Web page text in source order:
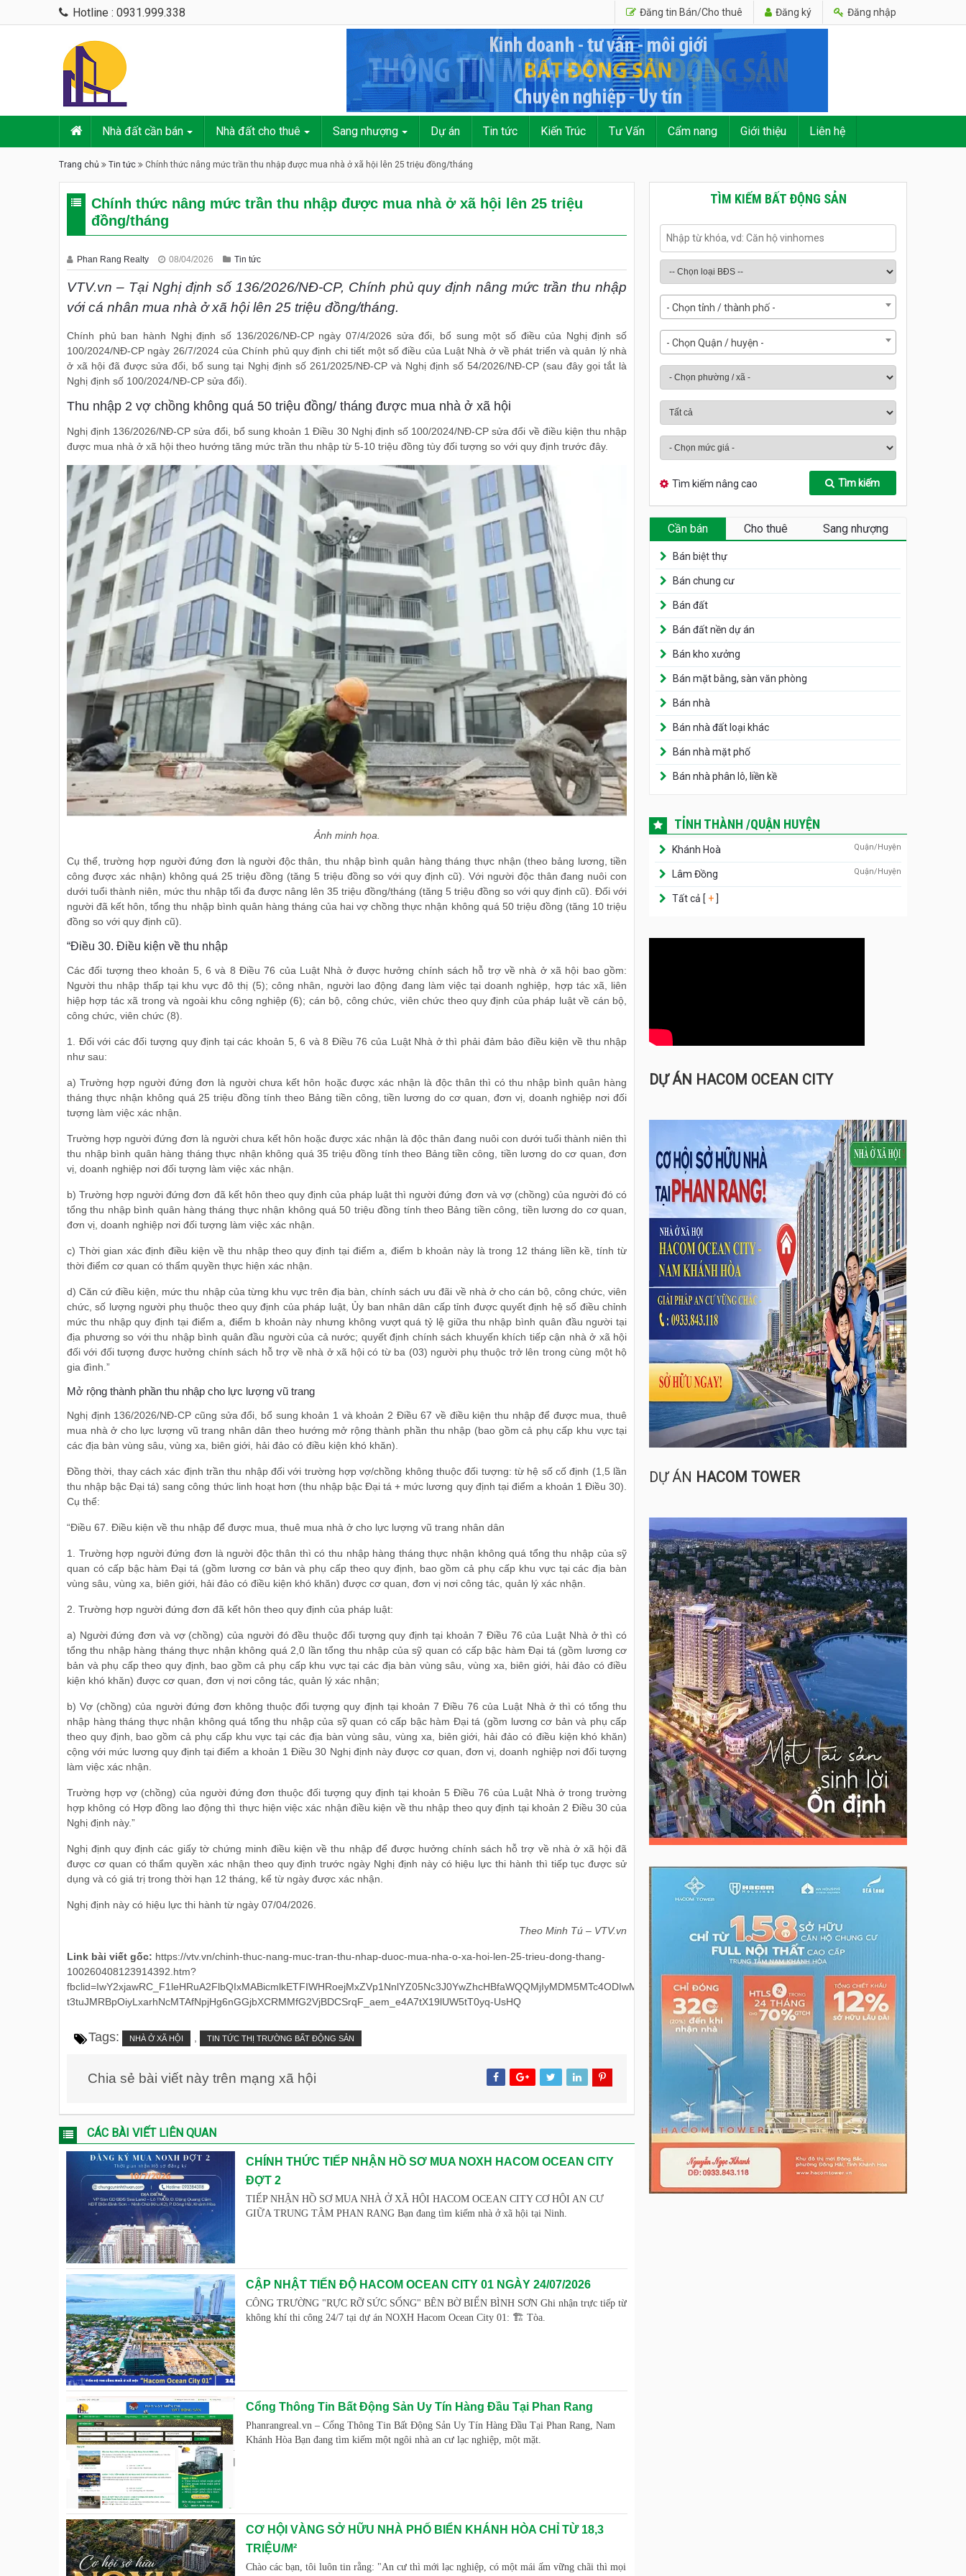
Hotline : 0931.999.338 Đăng tin Bán/Cho thuê Đăng ký Đăng nhập
Nhà đất cần bán Nhà đất cho thuê Sang nhượng Dự án Tin tức Kiến Trúc Tư Vấn Cẩm nang Giới thiệu Liên hệ
Trang chủ Tin tức Chính thức nâng mức trần thu nhập được mua nhà ở xã hội lên 25 triệu đồng/tháng
Chính thức nâng mức trần thu nhập được mua nhà ở xã hội lên 25 triệu
đồng/tháng
Phan Rang Realty 08/04/2026 Tin tức
VTV.vn – Tại Nghị định số 136/2026/NĐ-CP, Chính phủ quy định nâng mức trần thu nhập
với cá nhân mua nhà ở xã hội lên 25 triệu đồng/tháng.
Chính phủ ban hành Nghị định số 136/2026/NĐ-CP ngày 07/4/2026 sửa đổi, bổ sung một số điều của Nghị định số
100/2024/NĐ-CP ngày 26/7/2024 của Chính phủ quy định chi tiết một số điều của Luật Nhà ở về phát triển và quản lý nhà
ở xã hội đã được sửa đổi, bổ sung tại Nghị định số 261/2025/NĐ-CP và Nghị định số 54/2026/NĐ-CP (sau đây gọi tắt là
Nghị định số 100/2024/NĐ-CP sửa đổi).
Thu nhập 2 vợ chồng không quá 50 triệu đồng/ tháng được mua nhà ở xã hội
Nghị định 136/2026/NĐ-CP sửa đổi, bổ sung khoản 1 Điều 30 Nghị định số 100/2024/NĐ-CP sửa đổi về điều kiện thu nhập
được mua nhà ở xã hội theo hướng tăng mức trần thu nhập từ 5-10 triệu đồng tùy đối tượng so với quy định trước đây.
Ảnh minh họa.
Cụ thể, trường hợp người đứng đơn là người độc thân, thu nhập bình quân hàng tháng thực nhận (theo bảng lương, tiền
công được xác nhận) không quá 25 triệu đồng (tăng 5 triệu đồng so với quy định cũ). Với người độc thân đang nuôi con
dưới tuổi thành niên, mức thu nhập tối đa được nâng lên 35 triệu đồng/tháng (tăng 5 triệu đồng so với quy định cũ). Đối với
người đã kết hôn, tổng thu nhập bình quân hàng tháng của hai vợ chồng thực nhận không quá 50 triệu đồng (tăng 10 triệu
đồng so với quy định cũ).
“Điều 30. Điều kiện về thu nhập
Các đối tượng theo khoản 5, 6 và 8 Điều 76 của Luật Nhà ở được hưởng chính sách hỗ trợ về nhà ở xã hội bao gồm:
Người thu nhập thấp tại khu vực đô thị (5); công nhân, người lao động đang làm việc tại doanh nghiệp, hợp tác xã, liên
hiệp hợp tác xã trong và ngoài khu công nghiệp (6); cán bộ, công chức, viên chức theo quy định của pháp luật về cán bộ,
công chức, viên chức (8).
1. Đối với các đối tượng quy định tại các khoản 5, 6 và 8 Điều 76 của Luật Nhà ở thì phải đảm bảo điều kiện về thu nhập
như sau:
a) Trường hợp người đứng đơn là người chưa kết hôn hoặc được xác nhận là độc thân thì có thu nhập bình quân hàng
tháng thực nhận không quá 25 triệu đồng tính theo Bảng tiền công, tiền lương do cơ quan, đơn vị, doanh nghiệp nơi đối
tượng làm việc xác nhận.
Trường hợp người đứng đơn là người chưa kết hôn hoặc được xác nhận là độc thân đang nuôi con dưới tuổi thành niên thì
thu nhập bình quân hàng tháng thực nhận không quá 35 triệu đồng tính theo Bảng tiền công, tiền lương do cơ quan, đơn
vị, doanh nghiệp nơi đối tượng làm việc xác nhận.
b) Trường hợp người đứng đơn đã kết hôn theo quy định của pháp luật thì người đứng đơn và vợ (chồng) của người đó có
tổng thu nhập bình quân hàng tháng thực nhận không quá 50 triệu đồng tính theo Bảng tiền công, tiền lương do cơ quan,
đơn vị, doanh nghiệp nơi đối tượng làm việc xác nhận.
c) Thời gian xác định điều kiện về thu nhập theo quy định tại điểm a, điểm b khoản này là trong 12 tháng liền kề, tính từ
thời điểm cơ quan có thẩm quyền thực hiện xác nhận.
d) Căn cứ điều kiện, mức thu nhập của từng khu vực trên địa bàn, chính sách ưu đãi về nhà ở cho cán bộ, công chức, viên
chức, số lượng người phụ thuộc theo quy định của pháp luật, Ủy ban nhân dân cấp tỉnh được quyết định hệ số điều chỉnh
mức thu nhập quy định tại điểm a, điểm b khoản này nhưng không vượt quá tỷ lệ giữa thu nhập bình quân đầu người tại
địa phương so với thu nhập bình quân đầu người của cả nước; quyết định chính sách khuyến khích tiếp cận nhà ở xã hội
đối với đối tượng được hưởng chính sách hỗ trợ về nhà ở xã hội có từ ba (03) người phụ thuộc trở lên trong cùng một hộ
gia đình.”
Mở rộng thành phần thu nhập cho lực lượng vũ trang
Nghị định 136/2026/NĐ-CP cũng sửa đổi, bổ sung khoản 1 và khoản 2 Điều 67 về điều kiện thu nhập để được mua, thuê
mua nhà ở cho lực lượng vũ trang nhân dân theo hướng mở rộng thành phần thu nhập (bao gồm cả phụ cấp khu vực tại
các địa bàn vùng sâu, vùng xa, biên giới, hải đảo có điều kiện khó khăn).
Đồng thời, thay cách xác định trần thu nhập đối với trường hợp vợ/chồng không thuộc đối tượng: từ hệ số cố định (1,5 lần
thu nhập bậc Đại tá) sang công thức linh hoạt hơn (thu nhập bậc Đại tá + mức lương quy định tại điểm a khoản 1 Điều 30).
Cụ thể:
“Điều 67. Điều kiện về thu nhập để được mua, thuê mua nhà ở cho lực lượng vũ trang nhân dân
1. Trường hợp người đứng đơn là người độc thân thì có thu nhập hàng tháng thực nhận không quá tổng thu nhập của sỹ
quan có cấp bậc hàm Đại tá (gồm lương cơ bản và phụ cấp theo quy định, bao gồm cả phụ cấp khu vực tại các địa bàn
vùng sâu, vùng xa, biên giới, hải đảo có điều kiện khó khăn) được cơ quan, đơn vị nơi công tác, quản lý xác nhận.
2. Trường hợp người đứng đơn đã kết hôn theo quy định của pháp luật:
a) Người đứng đơn và vợ (chồng) của người đó đều thuộc đối tượng quy định tại khoản 7 Điều 76 của Luật Nhà ở thì có
tổng thu nhập hàng tháng thực nhận không quá 2,0 lần tổng thu nhập của sỹ quan có cấp bậc hàm Đại tá (gồm lương cơ
bản và phụ cấp theo quy định, bao gồm cả phụ cấp khu vực tại các địa bàn vùng sâu, vùng xa, biên giới, hải đảo có điều
kiện khó khăn) được cơ quan, đơn vị nơi công tác, quản lý xác nhận;
b) Vợ (chồng) của người đứng đơn không thuộc đối tượng quy định tại khoản 7 Điều 76 của Luật Nhà ở thì có tổng thu
nhập hàng tháng thực nhận không quá tổng thu nhập của sỹ quan có cấp bậc hàm Đại tá (gồm lương cơ bản và phụ cấp
theo quy định, bao gồm cả phụ cấp khu vực tại các địa bàn vùng sâu, vùng xa, biên giới, hải đảo có điều kiện khó khăn)
cộng với mức lương quy định tại điểm a khoản 1 Điều 30 Nghị định này được cơ quan, đơn vị, doanh nghiệp nơi đối tượng
làm việc xác nhận.
Trường hợp vợ (chồng) của người đứng đơn thuộc đối tượng quy định tại khoản 5 Điều 76 của Luật Nhà ở trong trường
hợp không có Hợp đồng lao động thì thực hiện việc xác nhận điều kiện về thu nhập theo quy định tại khoản 2 Điều 30 của
Nghị định này.”
Nghị định quy định các giấy tờ chứng minh điều kiện về thu nhập để được hưởng chính sách hỗ trợ về nhà ở xã hội đã
được cơ quan có thẩm quyền xác nhận theo quy định trước ngày Nghị định này có hiệu lực thi hành thì tiếp tục được sử
dụng và có giá trị trong thời hạn 12 tháng, kể từ ngày được xác nhận.
Nghị định này có hiệu lực thi hành từ ngày 07/04/2026.
Theo Minh Tú – VTV.vn
Link bài viết gốc: https://vtv.vn/chinh-thuc-nang-muc-tran-thu-nhap-duoc-mua-nha-o-xa-hoi-len-25-trieu-dong-thang-
100260408123914392.htm?
fbclid=IwY2xjawRC_F1leHRuA2FlbQIxMABicmlkETFIWHRoejMxZVp1NnlYZ05Nc3J0YwZhcHBfaWQQMjIyMDM5MTc4ODIwMDg5MgABHnvSdmEC-
t3tuJMRBpOiyLxarhNcMTAfNpjHg6nGGjbXCRMMfG2VjBDCSrqF_aem_e4A7tX19lUW5tT0yq-UsHQ
Tags: NHÀ Ở XÃ HỘI TIN TỨC THỊ TRƯỜNG BẤT ĐỘNG SẢN
Chia sẻ bài viết này trên mạng xã hội
CÁC BÀI VIẾT LIÊN QUAN
CHÍNH THỨC TIẾP NHẬN HỒ SƠ MUA NOXH HACOM OCEAN CITY
ĐỢT 2
TIẾP NHẬN HỒ SƠ MUA NHÀ Ở XÃ HỘI HACOM OCEAN CITY CƠ HỘI AN CƯ
GIỮA TRUNG TÂM PHAN RANG Bạn đang tìm kiếm nhà ở xã hội tại Ninh.
CẬP NHẬT TIẾN ĐỘ HACOM OCEAN CITY 01 NGÀY 24/07/2026
CÔNG TRƯỜNG "RỰC RỠ SỨC SỐNG" BÊN BỜ BIỂN BÌNH SƠN Ghi nhận trực tiếp từ
không khí thi công 24/7 tại dự án NOXH Hacom Ocean City 01: 🏗️ Tòa.
Cổng Thông Tin Bất Động Sản Uy Tín Hàng Đầu Tại Phan Rang
Phanrangreal.vn – Cổng Thông Tin Bất Động Sản Uy Tín Hàng Đầu Tại Phan Rang, Nam
Khánh Hòa Bạn đang tìm kiếm một ngôi nhà an cư lạc nghiệp, một mặt.
CƠ HỘI VÀNG SỞ HỮU NHÀ PHỐ BIỂN KHÁNH HÒA CHỈ TỪ 18,3
TRIỆU/M²
Chào các bạn, tôi luôn tin rằng: "An cư thì mới lạc nghiệp, có một mái ấm vững chãi thì mọi
TÌM KIẾM BẤT ĐỘNG SẢN
- Chọn tỉnh / thành phố -
- Chọn Quận / huyện -
Tìm kiếm nâng cao Tìm kiếm
Cần bán Cho thuê Sang nhượng
Bán biệt thự
Bán chung cư
Bán đất
Bán đất nền dự án
Bán kho xưởng
Bán mặt bằng, sàn văn phòng
Bán nhà
Bán nhà đất loại khác
Bán nhà mặt phố
Bán nhà phân lô, liền kề
TỈNH THÀNH /QUẬN HUYỆN
Khánh Hoà Quận/Huyện
Lâm Đồng Quận/Huyện
Tất cả [ + ]
DỰ ÁN HACOM OCEAN CITY
DỰ ÁN HACOM TOWER